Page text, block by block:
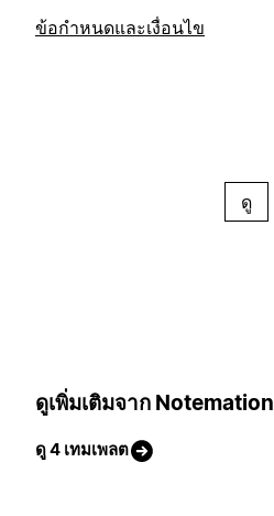
ข้อกำหนดและเงื่อนไข
ดู
ดูเพิ่มเติมจาก Notemation
ดู 4 เทมเพลต